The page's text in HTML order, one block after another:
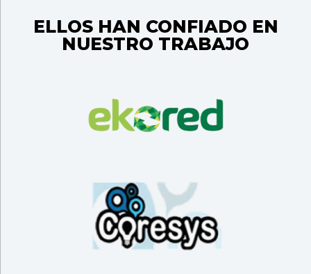
ELLOS HAN CONFIADO EN
NUESTRO TRABAJO